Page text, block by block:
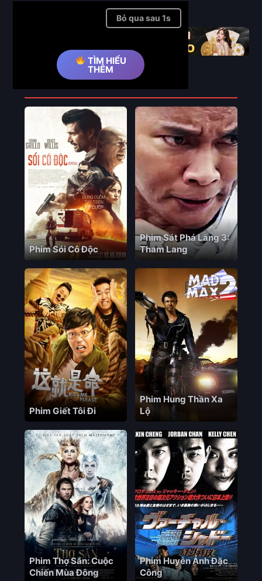
TÌM HIỂU
THÊM
Bỏ qua quảng cáo ➤
Full
Phim Liên Quan
Phim Sói Cô Độc
Phim Sát Phá Lang 3:
Tham Lang
Phim Giết Tôi Đi
Phim Hung Thần Xa
Lộ
Phim Thợ Săn: Cuộc
Chiến Mùa Đông
Phim Huyễn Ảnh Đặc
Công